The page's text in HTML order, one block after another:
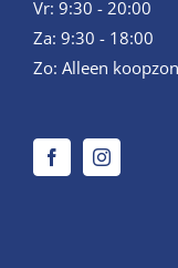
Vr: 9:30 - 20:00
Za: 9:30 - 18:00
Zo: Alleen